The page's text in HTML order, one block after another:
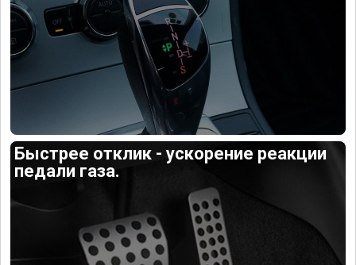
Быстрее отклик - ускорение реакции
педали газа.